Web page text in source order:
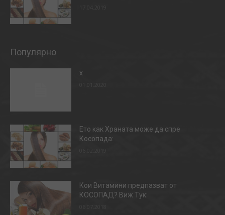
Популярно
x
Ето как Храната може да спре
Косопада:
Кои Витамини предпазват от
КОСОПАД? Виж Тук: